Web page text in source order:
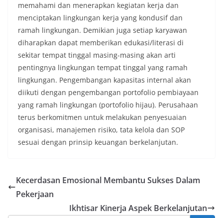
memahami dan menerapkan kegiatan kerja dan
menciptakan lingkungan kerja yang kondusif dan
ramah lingkungan. Demikian juga setiap karyawan
diharapkan dapat memberikan edukasi/literasi di
sekitar tempat tinggal masing-masing akan arti
pentingnya lingkungan tempat tinggal yang ramah
lingkungan. Pengembangan kapasitas internal akan
diikuti dengan pengembangan portofolio pembiayaan
yang ramah lingkungan (portofolio hijau). Perusahaan
terus berkomitmen untuk melakukan penyesuaian
organisasi, manajemen risiko, tata kelola dan SOP
sesuai dengan prinsip keuangan berkelanjutan.
Kecerdasan Emosional Membantu Sukses Dalam
Pekerjaan
Ikhtisar Kinerja Aspek Berkelanjutan